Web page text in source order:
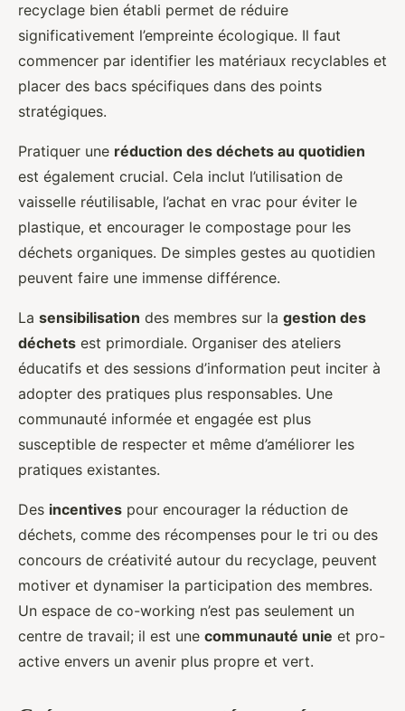
recyclage bien établi permet de réduire
significativement l’empreinte écologique. Il faut
commencer par identifier les matériaux recyclables et
placer des bacs spécifiques dans des points
stratégiques.
Pratiquer une réduction des déchets au quotidien
est également crucial. Cela inclut l’utilisation de
vaisselle réutilisable, l’achat en vrac pour éviter le
plastique, et encourager le compostage pour les
déchets organiques. De simples gestes au quotidien
peuvent faire une immense différence.
La sensibilisation des membres sur la gestion des
déchets est primordiale. Organiser des ateliers
éducatifs et des sessions d’information peut inciter à
adopter des pratiques plus responsables. Une
communauté informée et engagée est plus
susceptible de respecter et même d’améliorer les
pratiques existantes.
Des incentives pour encourager la réduction de
déchets, comme des récompenses pour le tri ou des
concours de créativité autour du recyclage, peuvent
motiver et dynamiser la participation des membres.
Un espace de co-working n’est pas seulement un
centre de travail; il est une communauté unie et pro-
active envers un avenir plus propre et vert.